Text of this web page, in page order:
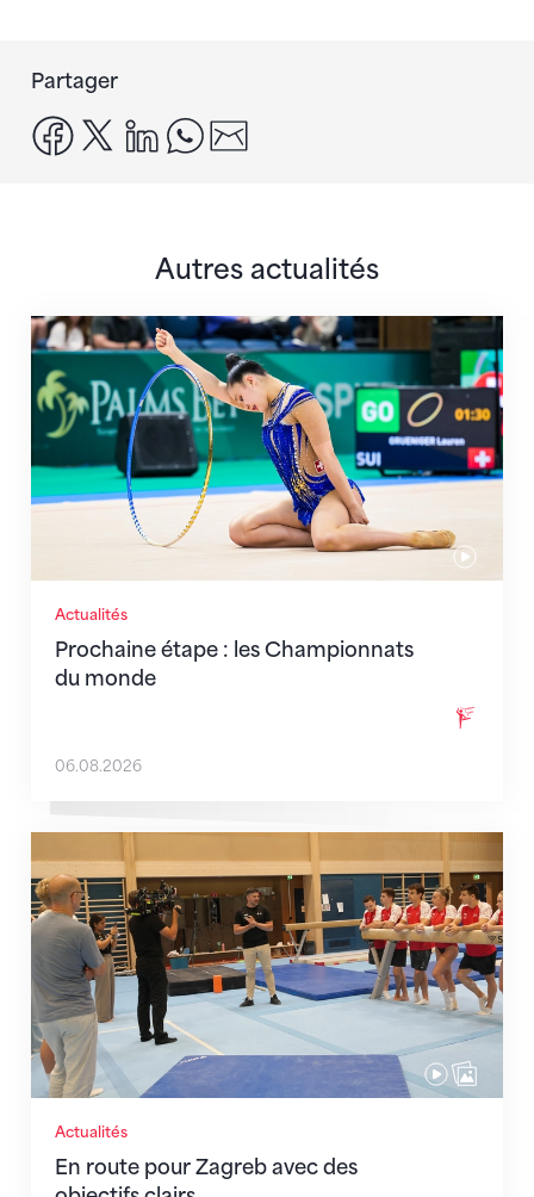
Partager
facebook
x linkedinwhatsapp
Autres actualités
Actualités
Prochaine étape : les Championnats
du monde
Prochaine étape : les Championnats du monde
06.08.2026
Actualités
En route pour Zagreb avec des
En route pour Zagreb avec des objectifs clairs